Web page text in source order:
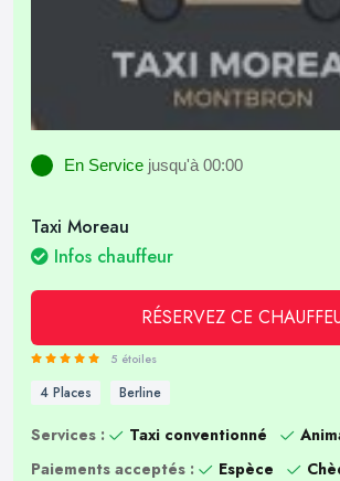
En Service jusqu'à 00:00
Taxi Moreau
Infos chauffeur
RÉSERVEZ CE
5 étoiles
4 Places Berline
Services : Taxi conventionné
Paiements acceptés :
Espèce